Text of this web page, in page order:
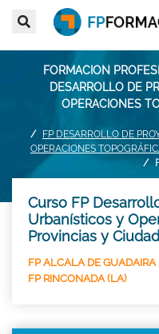
FORMACION
DESARROLLO DE
OPERACIONES
FP DESARROLLO DE
OPERACIONES
Curso FP
Urbanísticos y
Provincias y
FP ALCALA DE GUADAIRA
FP RINCONADA (LA)